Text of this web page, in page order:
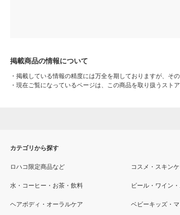
掲載商品の情報について
・ 掲載している情報の精度には万全を期しておりますが、そ
・ 現在ご覧になっているページは、この商品を取り扱うスト
カテゴリから探す
ロハコ限定商品など コスメ・スキン
水・コーヒー・お茶・飲料 ビール・ワイン
ヘアボディ・オーラルケア ベビーキッズ・